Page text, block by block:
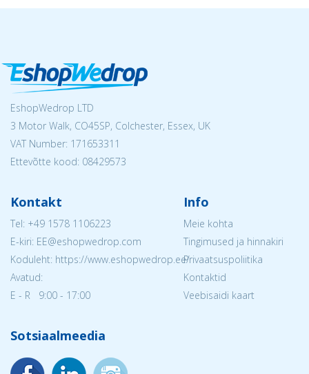
EshopWedrop LTD
3 Motor Walk, CO45SP, Colchester, Essex, UK
VAT Number: 171653311
Ettevõtte kood: 08429573
Kontakt
Tel: +49 1578 1106223
E-kiri: EE@eshopwedrop.com
Koduleht: https://www.eshopwedrop.ee/
Avatud:
E - R 9:00 - 17:00
Info
Meie kohta
Tingimused ja hinnakiri
Privaatsuspoliitika
Kontaktid
Veebisaidi kaart
Sotsiaalmeedia